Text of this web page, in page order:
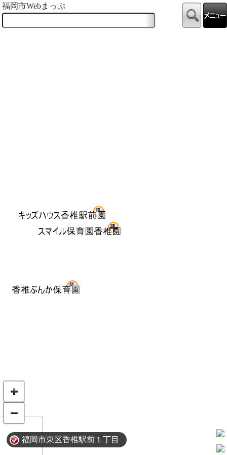
福岡市東区香椎駅前１丁目
福岡市Webまっぷ